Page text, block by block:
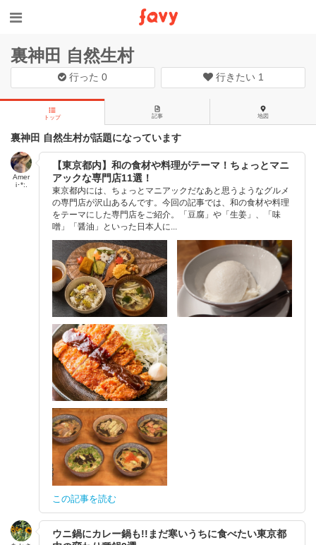
裏神田 自然生村
行った0 行きたい 1
トップ 記事 地図
裏神田 自然生村が話題になっています
Amer
i･*:.
【東京都内】和の食材や料理がテーマ！ちょっとマニ
アックな専門店11選！
東京都内には、ちょっとマニアックだなあと思うようなグルメ
の専門店が沢山あるんです。今回の記事では、和の食材や料理
をテーマにした専門店をご紹介。「豆腐」や「生姜」、「味
噌」「醤油」といった日本人に...
この記事を読む
ウニ鍋にカレー鍋も!!まだ寒いうちに食べたい東京都